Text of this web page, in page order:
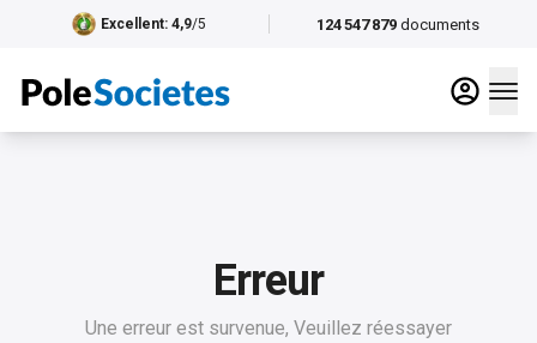
124 547 879 documents
Excellent: 4,9/5
Erreur
Une erreur est survenue, Veuillez réessayer